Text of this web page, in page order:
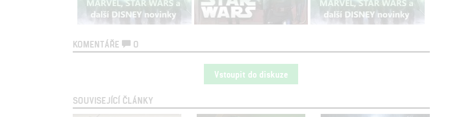
KOMENTÁŘE 0
Vstoupit do diskuze
SOUVISEJÍCÍ ČLÁNKY